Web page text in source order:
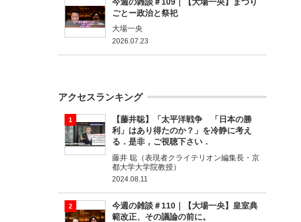
ごとー政治と祭祀
大場一央
2026.07.23
アクセスランキング
【藤井聡】「太平洋戦争 「日本の勝
利」はあり得たのか？」を冷静に考え
る．是非，ご視聴下さい．
藤井 聡（表現者クライテリオン編集長・京
都大学大学院教授）
2024.08.11
今週の雑談＃110｜【大場一央】皇室典
範改正、その議論の前に。